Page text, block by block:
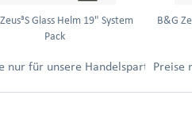
Anmeldung.
Glass Helm 19" System
Pack
nur für unsere Handelspartner
B&G
Preise